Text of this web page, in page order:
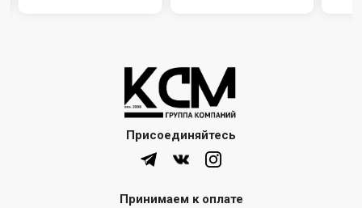
Присоединяйтесь
Принимаем к оплате